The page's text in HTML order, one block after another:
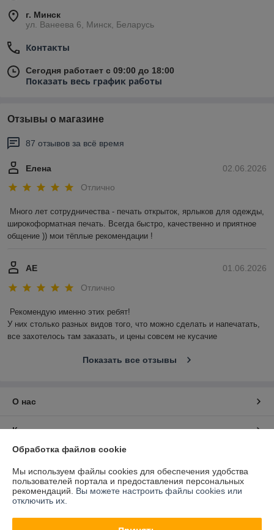
г. Минск
ул. Ванеева 6, Минск, Беларусь
Контакты
Сегодня работает с 09:00 до 18:00
Показать весь график работы
Отзывы о магазине
87 отзывов за всё время
02.06.2026
Елена
Отлично
Много лет сотрудничества - печать открыток, ярлыков для одежды,
широкоформатная печать. Всегда быстро, качественно и приятное
общение )) мои тёплые рекомендации !
01.06.2026
АЕ
Отлично
Рекомендую именно этих ребят!
У них столько разных видов того, что можно сделать и напечатать,
все захотелось там заказать, и цены совсем не кусачие
Показать все отзывы
О нас
Контакты
График работы
Полная версия сайта
Обработка файлов cookie
Мы используем файлы cookies для обеспечения удобства
пользователей портала и предоставления персональных
рекомендаций. Вы можете настроить файлы cookies или
отключить их.